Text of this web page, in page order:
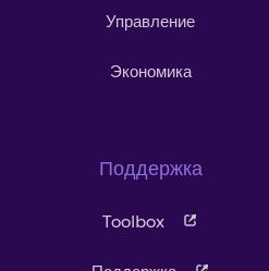
Управление
Экономика
Поддержка
Toolbox